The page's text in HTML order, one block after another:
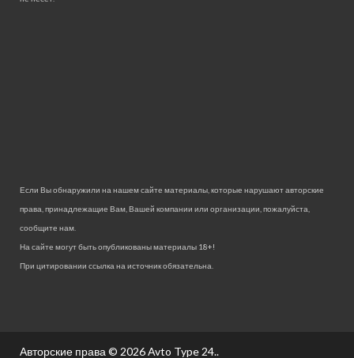
Если Вы обнаружили на нашем сайте материалы, которые нарушают авторские
права, принадлежащие Вам, Вашей компании или организации, пожалуйста,
сообщите нам.
На сайте могут быть опубликованы материалы 18+!
При цитировании ссылка на источник обязательна.
Авторские права © 2026Avto Type 24..